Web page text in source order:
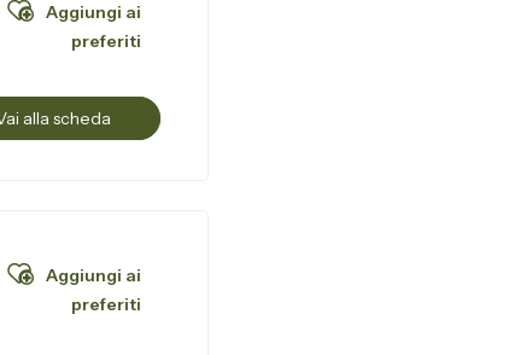
Aggiungi ai
preferiti
alla scheda
Aggiungi ai
preferiti